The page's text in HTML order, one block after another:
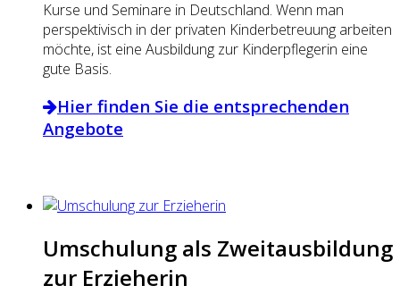
Kurse und Seminare in Deutschland. Wenn man
perspektivisch in der privaten Kinderbetreuung arbeiten
möchte, ist eine Ausbildung zur Kinderpflegerin eine
gute Basis.
Hier finden Sie die entsprechenden
Angebote
Umschulung als Zweitausbildung
zur Erzieherin